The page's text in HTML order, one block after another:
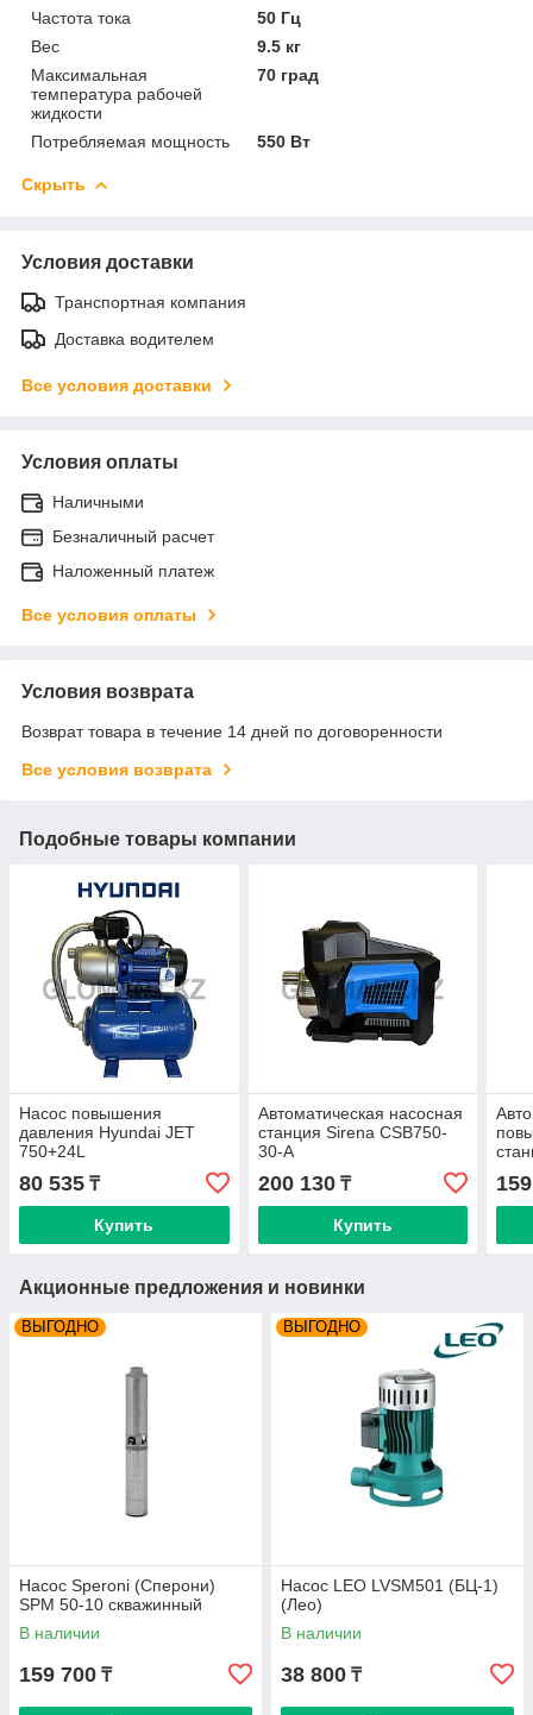
Частота тока
50 Гц
Вес
9.5 кг
Максимальная
температура рабочей
жидкости
70 град
Потребляемая мощность 550 Вт
Скрыть
Условия доставки
Транспортная компания
Доставка водителем
Все условия доставки
Условия оплаты
Наличными
Безналичный расчет
Наложенный платеж
Все условия оплаты
Условия возврата
Возврат товара в течение 14 дней по договоренности
Все условия возврата
Подобные товары компании
Насос повышения
давления Hyundai JET
750+24L
80 535 ₸
Купить
Автоматическая насосная
станция Sirena CSB750-
30-A
200 130₸
Купить
Акционные предложения и новинки
ВЫГОДНО
Насос Speroni (Сперони)
SPM 50-10 скважинный
В наличии
159 700 ₸
ВЫГОДНО
Насос LEO LVSM501 (БЦ-1)
(Лео)
В наличии
38 800 ₸